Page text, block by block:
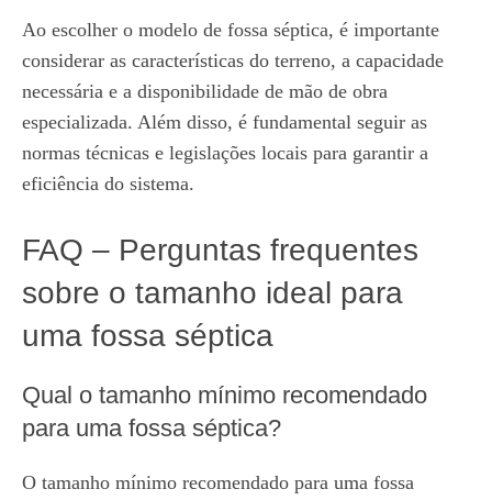
Ao escolher o modelo de fossa séptica, é importante
considerar as características do terreno, a capacidade
necessária e a disponibilidade de mão de obra
especializada. Além disso, é fundamental seguir as
normas técnicas e legislações locais para garantir a
eficiência do sistema.
FAQ – Perguntas frequentes
sobre o tamanho ideal para
uma fossa séptica
Qual o tamanho mínimo recomendado
para uma fossa séptica?
O tamanho mínimo recomendado para uma fossa